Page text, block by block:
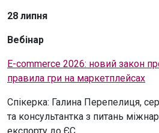
28 липня
Вебінар
E-commerce 2026: новий закон
правила гри на маркетплейсах
Спікерка: Галина Перепелиця,
та консультантка з питань